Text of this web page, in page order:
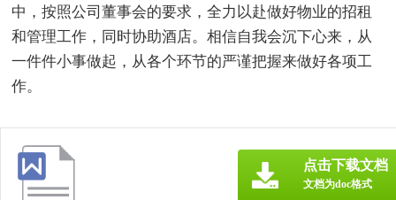
中，按照公司董事会的要求，全力以赴做好物业的招租
和管理工作，同时协助酒店。相信自我会沉下心来，从
一件件小事做起，从各个环节的严谨把握来做好各项工
作。
点击下载文档
文档为doc格式